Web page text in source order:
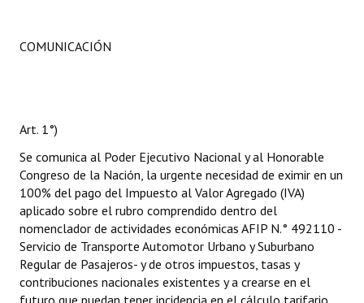
COMUNICACIÓN
Art. 1°)
Se comunica al Poder Ejecutivo Nacional y al Honorable
Congreso de la Nación, la urgente necesidad de eximir en un
100% del pago del Impuesto al Valor Agregado (IVA)
aplicado sobre el rubro comprendido dentro del
nomenclador de actividades económicas AFIP N.° 492110 -
Servicio de Transporte Automotor Urbano y Suburbano
Regular de Pasajeros- y de otros impuestos, tasas y
contribuciones nacionales existentes y a crearse en el
futuro que puedan tener incidencia en el cálculo tarifario.